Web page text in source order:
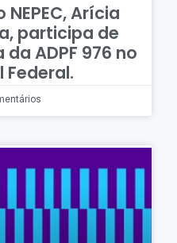
Arícia
participa de
ADPF 976 no
Federal.